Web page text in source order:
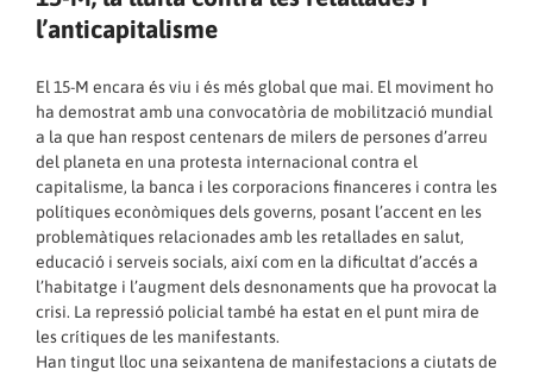
l’anticapitalisme
El 15-M encara és viu i és més global que mai. El moviment ho
ha demostrat amb una convocatòria de mobilització mundial
a la que han respost centenars de milers de persones d’arreu
del planeta en una protesta internacional contra el
capitalisme, la banca i les corporacions financeres i contra les
polítiques econòmiques dels governs, posant l’accent en les
problemàtiques relacionades amb les retallades en salut,
educació i serveis socials, així com en la dificultat d’accés a
l’habitatge i l’augment dels desnonaments que ha provocat la
crisi. La repressió policial també ha estat en el punt mira de
les crítiques de les manifestants.
Han tingut lloc una seixantena de manifestacions a ciutats de